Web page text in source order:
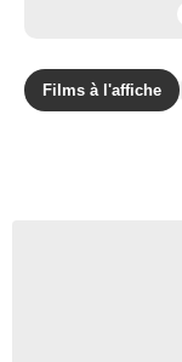
Films à l'affiche